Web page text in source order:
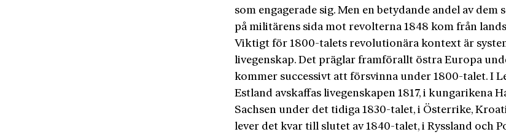
som engagerade sig. Men en betydande andel av dem
på militärens sida mot revolterna 1848 kom från
Viktigt för 1800-talets revolutionära kontext är
livegenskap. Det präglar framförallt östra Europa
kommer successivt att försvinna under 1800-talet. I
Estland avskaffas livegenskapen 1817, i kungarikena
Sachsen under det tidiga 1830-talet, i Österrike,
lever det kvar till slutet av 1840-talet, i Ryssland och